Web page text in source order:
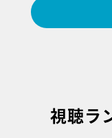
視聴ラ